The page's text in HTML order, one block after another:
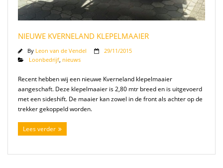
NIEUWE KVERNELAND KLEPELMAAIER
By Leon van de Vendel
29/11/2015
Loonbedrijf, nieuws
Recent hebben wij een nieuwe Kverneland klepelmaaier
aangeschaft. Deze klepelmaaier is 2,80 mtr breed en is uitgevoerd
met een sideshift. De maaier kan zowel in de front als achter op de
trekker gekoppeld worden.
Lees verder